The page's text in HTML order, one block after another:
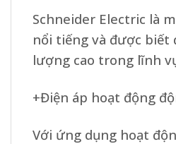
Schneider Electric là
nổi tiếng và được biết
lượng cao trong lĩnh
+Điện áp hoạt động
Với ứng dụng hoạt